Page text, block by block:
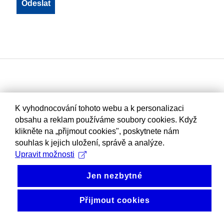
K vyhodnocování tohoto webu a k personalizaci
obsahu a reklam používáme soubory cookies. Když
klikněte na „přijmout cookies", poskytnete nám
souhlas k jejich uložení, správě a analýze.
Upravit možnosti
Jen nezbytné
Přijmout cookies